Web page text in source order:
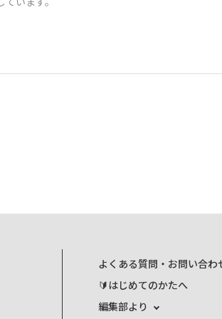
よくある質問・お問い合わ
🔰はじめてのかたへ
編集部より